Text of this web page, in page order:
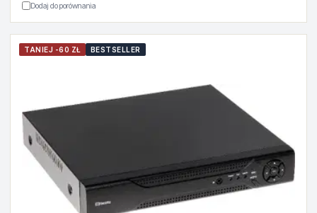
Dodaj do porównania
TANIEJ -60 ZŁ BESTSELLER